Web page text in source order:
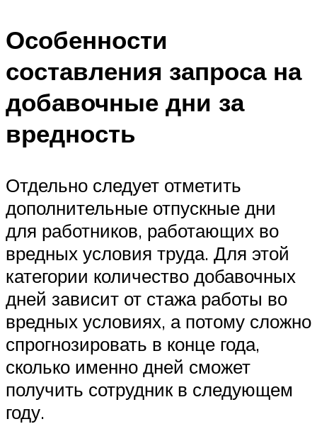
Особенности
составления запроса на
добавочные дни за
вредность
Отдельно следует отметить
дополнительные отпускные дни
для работников, работающих во
вредных условия труда. Для этой
категории количество добавочных
дней зависит от стажа работы во
вредных условиях, а потому сложно
спрогнозировать в конце года,
сколько именно дней сможет
получить сотрудник в следующем
году.